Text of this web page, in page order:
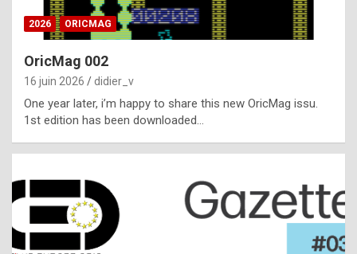
ff
i
l
t
t
s
2026 ORICMAG
OricMag 002
16 juin 2026 didier_v
One year later, i’m happy to share this new OricMag issu.
1st edition has been downloaded…